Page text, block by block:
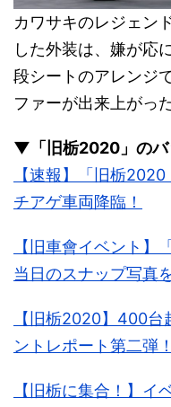
カワサキのレジェン
した外装は、嫌が応
段シートのアレンジ
ファーが出来上がっ
▼「旧栃2020」のバ
【速報】「旧栃
チアゲ車両降臨！
【旧車會イベント】
当日のスナップ写真
【旧栃2020】400
ントレポート第二弾！
【旧栃に集合！】イ